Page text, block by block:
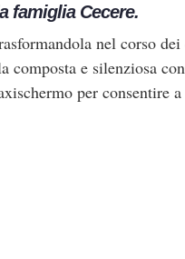
famiglia Cecere.
nel corso dei
e silenziosa
per consentire